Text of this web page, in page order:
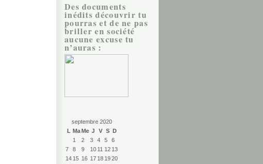
Des documents
inédits découvrir tu
pourras et de ne pas
briller en société
aucune excuse tu
n’auras :
septembre 2020
L MaMe J V S D
1 2 3 4 5
6
7
8 9 10 11 12 13
14 15 16 17 18 1920